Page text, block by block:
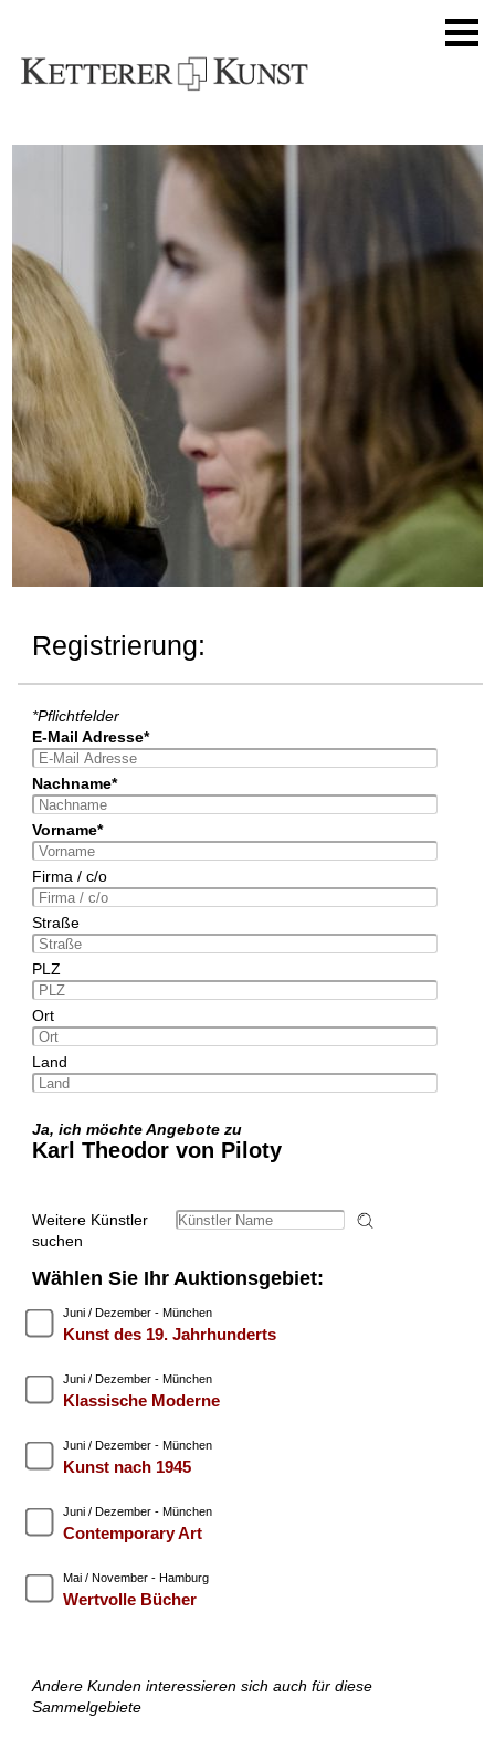
Registrierung:
*Pflichtfelder
E-Mail Adresse*
Nachname*
Vorname*
Firma / c/o
Straße
PLZ
Ort
Land
Ja, ich möchte Angebote zu
Karl Theodor von Piloty
Weitere Künstler
suchen
Wählen Sie Ihr Auktionsgebiet:
Juni / Dezember - München
Kunst des 19. Jahrhunderts
Juni / Dezember - München
Klassische Moderne
Juni / Dezember - München
Kunst nach 1945
Juni / Dezember - München
Contemporary Art
Mai / November - Hamburg
Wertvolle Bücher
Andere Kunden interessieren sich auch für diese
Sammelgebiete